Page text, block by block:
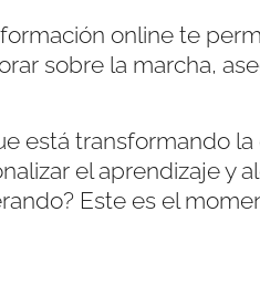
online te
sobre la marcha,
está transformando
el aprendizaje y
Este es el